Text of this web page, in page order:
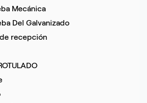
Mecánica
Del Galvanizado
recepción